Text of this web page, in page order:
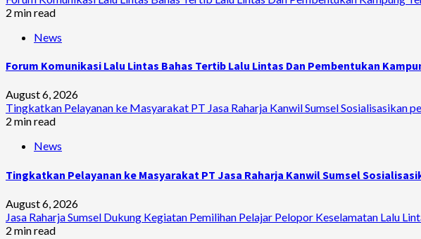
2 min read
News
Forum Komunikasi Lalu Lintas Bahas Tertib Lalu Lintas Dan Pembentukan
August 6, 2026
Tingkatkan Pelayanan ke Masyarakat PT Jasa Raharja Kanwil Sumsel Sosialisasikan
2 min read
News
Tingkatkan Pelayanan ke Masyarakat PT Jasa Raharja Kanwil Sumsel
August 6, 2026
Jasa Raharja Sumsel Dukung Kegiatan Pemilihan Pelajar Pelopor Keselamatan Lalu
2 min read